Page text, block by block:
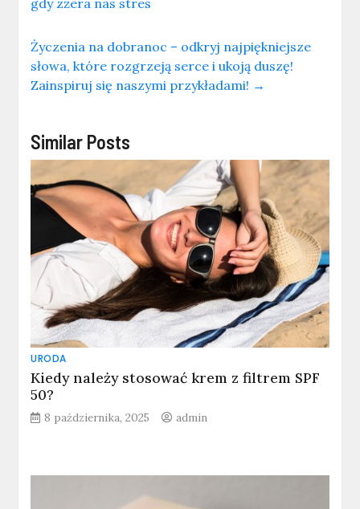
Życzenia na dobranoc – odkryj najpiękniejsze
słowa, które rozgrzeją serce i ukoją duszę!
Zainspiruj się naszymi przykładami! →
Similar Posts
URODA
Kiedy należy stosować krem z filtrem SPF
50?
8 października, 2025 admin